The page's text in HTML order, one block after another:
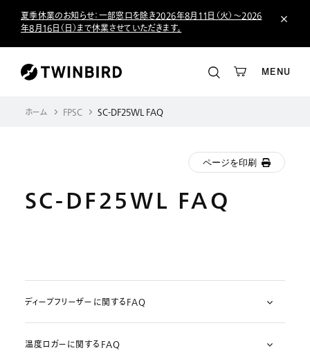
夏季休業のお知らせ：一部窓口を除き2026年8月11日（火）～2026
年8月16日（日）まで休業させていただきます。
MENU
ホーム FPSC SC-DF25WL FAQ
ページを印刷
SC-DF25WL FAQ
ディープフリーザーに関するFAQ
温度ロガーに関するFAQ